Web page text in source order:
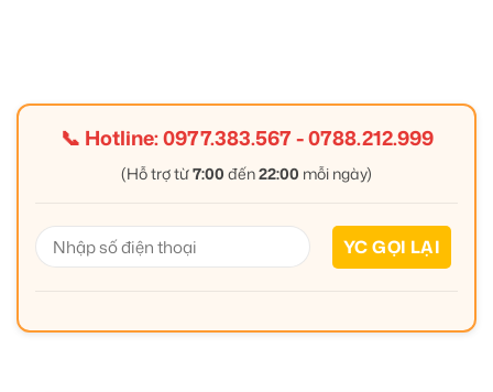
📞 Hotline:0977.383.567-0788.212.999
(Hỗ trợ từ7:00 đến22:00 mỗi ngày)